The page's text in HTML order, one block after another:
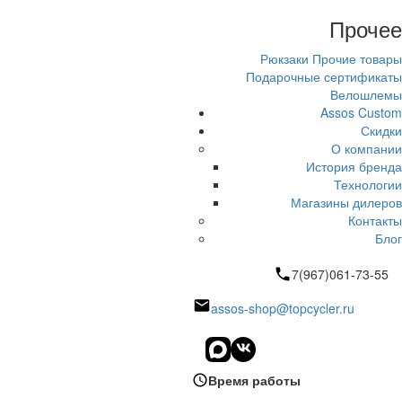
Прочее
Рюкзаки Прочие товары
Подарочные сертификаты
Велошлемы
Assos Custom
Скидки
О компании
История бренда
Технологии
Магазины дилеров
Контакты
Блог
7(967)061-73-55
assos-shop@topcycler.ru
Время работы